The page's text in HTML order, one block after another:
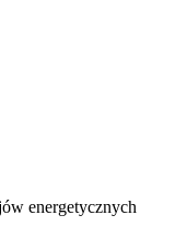
energetycznych